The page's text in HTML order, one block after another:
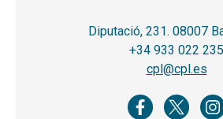
Diputació, 231. 08007
+34 933 022 235
cpl@cpl.es